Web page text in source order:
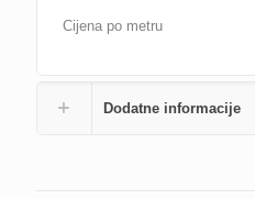
Cijena po metru
Dodatne informacije